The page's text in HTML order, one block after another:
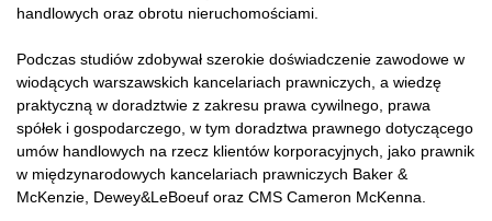
handlowych oraz obrotu nieruchomościami.
Podczas studiów zdobywał szerokie doświadczenie zawodowe w
wiodących warszawskich kancelariach prawniczych, a wiedzę
praktyczną w doradztwie z zakresu prawa cywilnego, prawa
spółek i gospodarczego, w tym doradztwa prawnego dotyczącego
umów handlowych na rzecz klientów korporacyjnych, jako prawnik
w międzynarodowych kancelariach prawniczych Baker &
McKenzie, Dewey&LeBoeuf oraz CMS Cameron McKenna.